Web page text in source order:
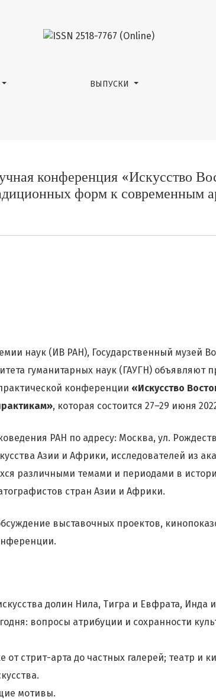
Востока и Восток в искусстве. От
ВЫПУСКИ
конференция «Искусство
форм к современным
наук (ИВ РАН), Государственный музей
гуманитарных наук (ГАУГН) объявляют
конференции «Искусство
, которая состоится 27–29 июня
РАН по адресу: Москва, ул.
Азии и Африки, исследователей из
различными темами и периодами в
стран Азии и Африки.
выставочных проектов,
долин Нила, Тигра и Евфрата, Инда
вопросы атрибуции и сохранности
стрит-арта до частных галерей; театр и
мотивы.